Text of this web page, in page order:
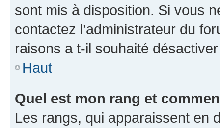
sont mis à disposition. Si vous
contactez l’administrateur du
raisons a t-il souhaité
Haut
Quel est mon rang et
Les rangs, qui apparaissent en